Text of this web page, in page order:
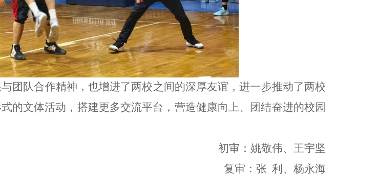
团队合作精神，也增进了两校之间的深厚友谊，进一步推动了两校
的文体活动，搭建更多交流平台，营造健康向上、团结奋进的校园
初审：姚敬伟、王宇坚
复审：张 利、杨永海